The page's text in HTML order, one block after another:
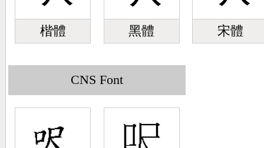
楷體 黑體 宋體
CNS Font